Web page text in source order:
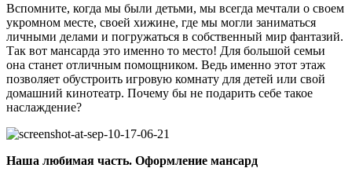
Вспомните, когда мы были детьми, мы всегда мечтали о своем
укромном месте, своей хижине, где мы могли заниматься
личными делами и погружаться в собственный мир фантазий.
Так вот мансарда это именно то место! Для большой семьи
она станет отличным помощником. Ведь именно этот этаж
позволяет обустроить игровую комнату для детей или свой
домашний кинотеатр. Почему бы не подарить себе такое
наслаждение?
Наша любимая часть. Оформление мансард